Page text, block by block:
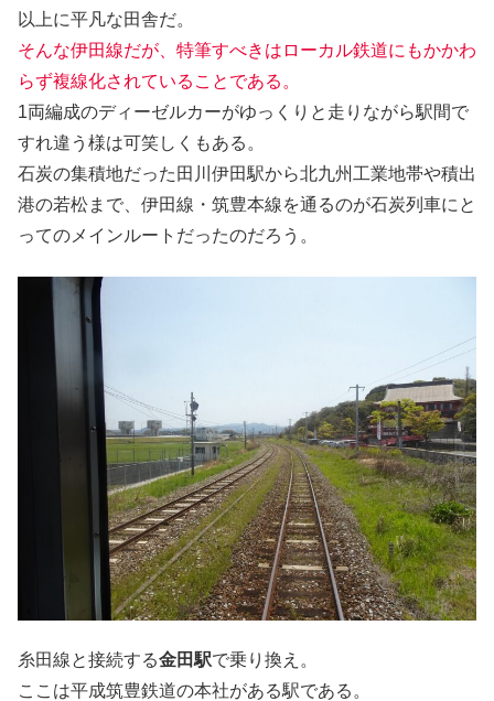
以上に平凡な田舎だ。
そんな伊田線だが、特筆すべきはローカル鉄道にもかかわ
らず複線化されていることである。
1両編成のディーゼルカーがゆっくりと走りながら駅間で
すれ違う様は可笑しくもある。
石炭の集積地だった田川伊田駅から北九州工業地帯や積出
港の若松まで、伊田線・筑豊本線を通るのが石炭列車にと
ってのメインルートだったのだろう。
糸田線と接続する金田駅で乗り換え。
ここは平成筑豊鉄道の本社がある駅である。